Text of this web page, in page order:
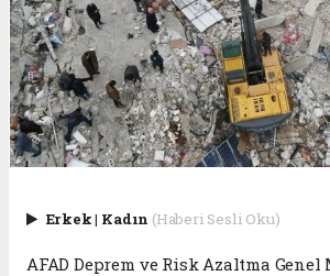
Erkek| Kadın (Haberi Sesli Oku)
AFAD Deprem ve Risk Azaltma